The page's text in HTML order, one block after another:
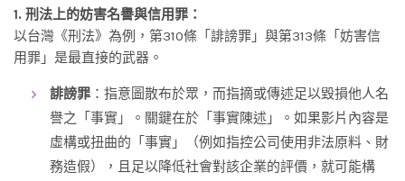
1. 刑法上的妨害名譽與信用罪：
以台灣《刑法》為例，第310條「誹謗罪」與第313條「妨害信
用罪」是最直接的武器。
誹謗罪 ：指意圖散布於眾，而指摘或傳述足以毀損他人名
譽之「事實」。關鍵在於「事實陳述」。如果影片內容是
虛構或扭曲的「事實」（例如指控公司使用非法原料、財
務造假），且足以降低社會對該企業的評價，就可能構